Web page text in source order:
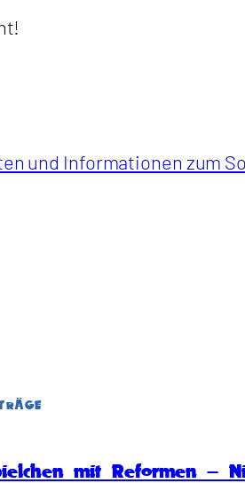
und Informationen zum
mit Reformen –